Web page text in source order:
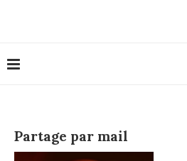
Partage par mail